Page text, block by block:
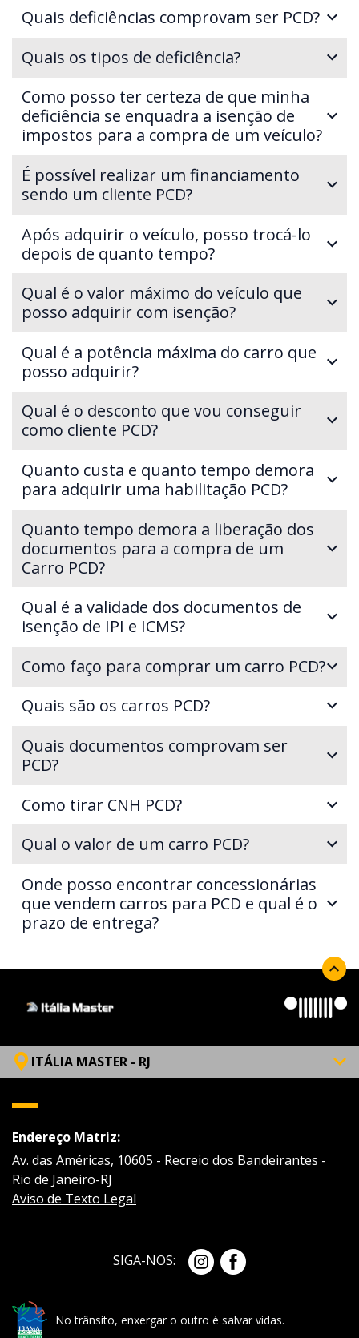
Quais deficiências comprovam ser PCD?
Quais os tipos de deficiência?
Como posso ter certeza de que minha
deficiência se enquadra a isenção de
impostos para a compra de um veículo?
É possível realizar um financiamento
sendo um cliente PCD?
Após adquirir o veículo, posso trocá-lo
depois de quanto tempo?
Qual é o valor máximo do veículo que
posso adquirir com isenção?
Qual é a potência máxima do carro que
posso adquirir?
Qual é o desconto que vou conseguir
como cliente PCD?
Quanto custa e quanto tempo demora
para adquirir uma habilitação PCD?
Quanto tempo demora a liberação dos
documentos para a compra de um
Carro PCD?
Qual é a validade dos documentos de
isenção de IPI e ICMS?
Como faço para comprar um carro PCD?
Quais são os carros PCD?
Quais documentos comprovam ser
PCD?
Como tirar CNH PCD?
Qual o valor de um carro PCD?
Onde posso encontrar concessionárias
que vendem carros para PCD e qual é o
prazo de entrega?
ITÁLIA MASTER - RJ
Endereço Matriz:
Av. das Américas, 10605 - Recreio dos Bandeirantes -
Rio de Janeiro-RJ
Aviso de Texto Legal
SIGA-NOS:
No trânsito, enxergar o outro é salvar vidas.